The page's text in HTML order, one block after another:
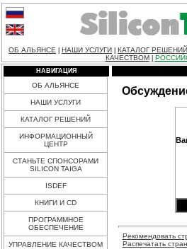
ОБ АЛЬЯНСЕ НАШИ УСЛУГИ КАТАЛОГ РЕШЕНИЙ
КАЧЕСТВОМ
НАВИГАЦИЯ
ОБ АЛЬЯНСЕ
НАШИ УСЛУГИ
КАТАЛОГ РЕШЕНИЙ
ИНФОРМАЦИОННЫЙ
ЦЕНТР
СТАНЬТЕ СПОНСОРАМИ
SILICON TAIGA
ISDEF
КНИГИ И CD
ПРОГРАММНОЕ
ОБЕСПЕЧЕНИЕ
УПРАВЛЕНИЕ КАЧЕСТВОМ
Рекомендовать
Распечатать